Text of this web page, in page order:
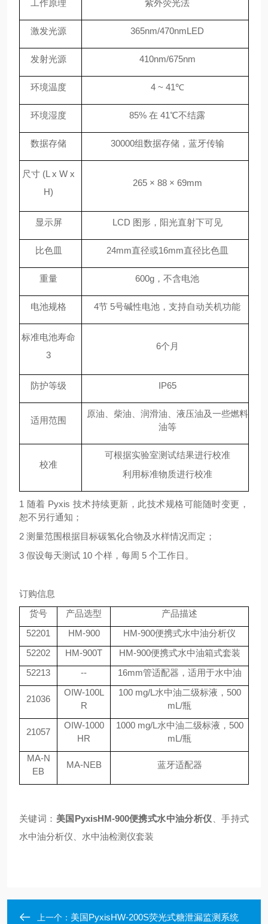
工作原理 紫外荧光法
激发光源 365nm/470nmLED
发射光源 410nm/675nm
环境温度 4 ~ 41℃
环境湿度 85% 在 41℃不结露
数据存储 30000组数据存储，蓝牙传输
尺寸 (L x W x
H)
265 × 88 × 69mm
显示屏 LCD 图形，阳光直射下可见
比色皿 24mm直径或16mm直径比色皿
重量 600g，不含电池
电池规格 4节 5号碱性电池，支持自动关机功能
标准电池寿命
3
6个月
防护等级 IP65
适用范围
原油、柴油、润滑油、液压油及一些燃料
油等
校准
可根据实验室测试结果进行校准
利用标准物质进行校准
1 随着 Pyxis 技术持续更新，此技术规格可能随时变更，
恕不另行通知；
2 测量范围根据目标碳氢化合物及水样情况而定；
3 假设每天测试 10 个样，每周 5 个工作日。
订购信息
货号
产品选型
产品描述
52201
HM-900
HM-900便携式水中油分析仪
52202
HM-900T
HM-900便携式水中油箱式套装
52213
-- 16mm管适配器，适用于水中油
21036
OIW-100L
R
100 mg/L水中油二级标液，500
mL/瓶
21057
OIW-1000
HR
1000 mg/L水中油二级标液，500
mL/瓶
MA-N
EB
MA-NEB 蓝牙适配器
关键词： 美国PyxisHM-900便携式水中油分析仪
、手持式
水中油分析仪、水中油检测仪套装
上一个： 美国PyxisHW-200S荧光式糖泄漏监测系统